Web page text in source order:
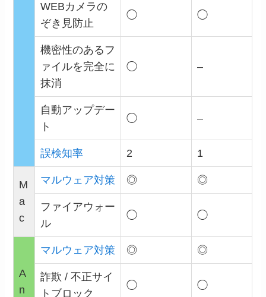
WEBカメラの
ぞき見防止
◯ ◯
機密性のあるフ
ァイルを完全に
抹消
◯ –
自動アップデー
ト
◯ –
誤検知率 2 1
M
a
c
マルウェア対策 ◎ ◎
ファイアウォー
ル
◯ ◯
A
n
マルウェア対策 ◎ ◎
詐欺 / 不正サイ
トブロック
◯ ◯